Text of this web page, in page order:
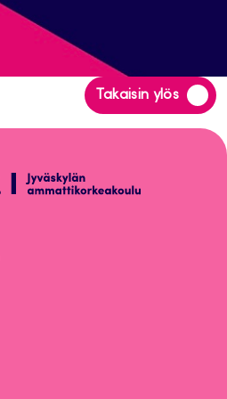
Takaisin ylös
Siirry
takaisin